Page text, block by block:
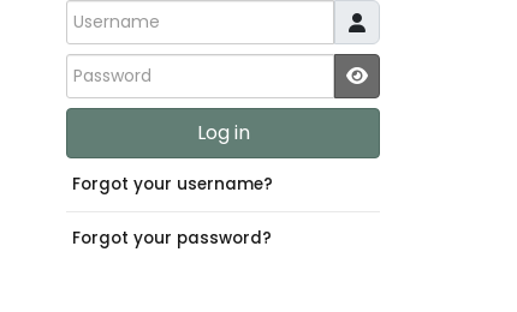
Username
Password
Log in
Forgot your username?
Forgot your password?